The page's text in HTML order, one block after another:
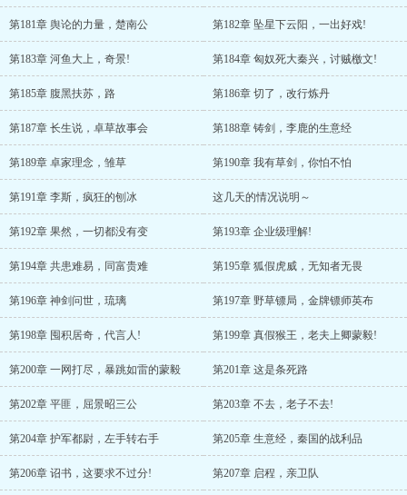
第181章 舆论的力量，楚南公 第182章 坠星下云阳，一出好戏!
第183章 河鱼大上，奇景! 第184章 匈奴死大秦兴，讨贼檄文!
第185章 腹黑扶苏，路 第186章 切了，改行炼丹
第187章 长生说，卓草故事会 第188章 铸剑，李鹿的生意经
第189章 卓家理念，雏草 第190章 我有草剑，你怕不怕
第191章 李斯，疯狂的刨冰 这几天的情况说明～
第192章 果然，一切都没有变 第193章 企业级理解!
第194章 共患难易，同富贵难 第195章 狐假虎威，无知者无畏
第196章 神剑问世，琉璃 第197章 野草镖局，金牌镖师英布
第198章 囤积居奇，代言人! 第199章 真假猴王，老夫上卿蒙毅!
第200章 一网打尽，暴跳如雷的蒙毅 第201章 这是条死路
第202章 平匪，屈景昭三公 第203章 不去，老子不去!
第204章 护军都尉，左手转右手 第205章 生意经，秦国的战利品
第206章 诏书，这要求不过分! 第207章 启程，亲卫队